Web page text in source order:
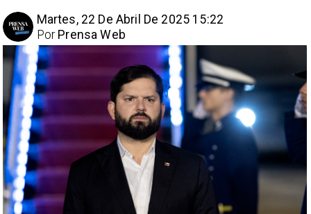
Martes, 22 De Abril De 2025 15:22
Prensa Web
Por